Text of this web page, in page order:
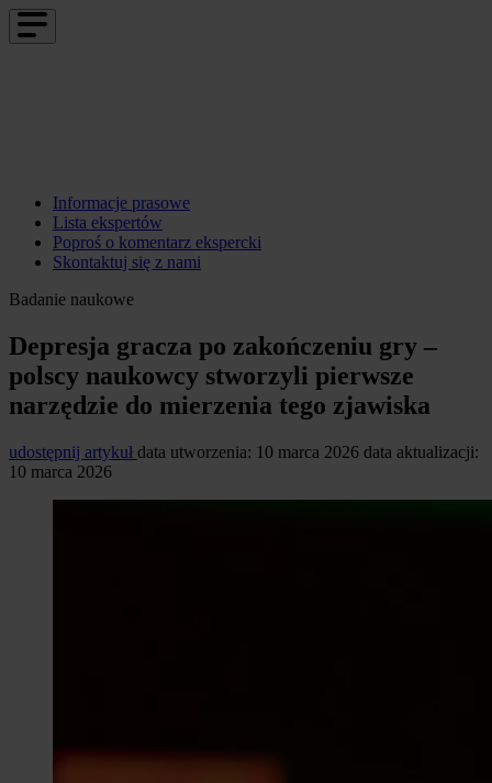
Informacje prasowe
Lista ekspertów
Poproś o komentarz ekspercki
Skontaktuj się z nami
Badanie naukowe
Depresja gracza po zakończeniu gry –
polscy naukowcy stworzyli pierwsze
narzędzie do mierzenia tego zjawiska
udostępnij artykuł data utworzenia: 10 marca 2026 data aktualizacji:
10 marca 2026